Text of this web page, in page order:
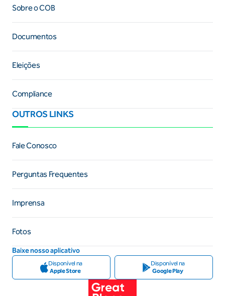
Sobre o COB
Documentos
Eleições
Compliance
OUTROS LINKS
Fale Conosco
Perguntas Frequentes
Imprensa
Fotos
Baixe nosso aplicativo
Disponível na
Apple Store
Disponível na
Google Play